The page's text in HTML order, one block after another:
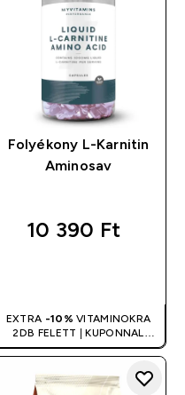
Folyékony L-Karnitin
Aminosav
10 390 Ft‎
EXTRA -10% VITAMINOKRA
2DB FELETT | KUPONNAL
ÖSSZEVONHATÓ